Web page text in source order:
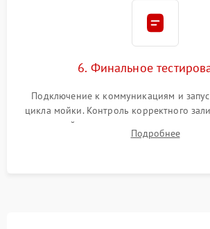
6. Финальное
Подключение к коммуникациям и
цикла мойки. Контроль корректного
до нужной температуры, отсутствия
штатного слива и абсолютной
Подробнее